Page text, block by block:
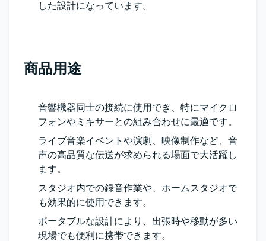
した設計になっています。
商品用途
音響機器同士の接続に使用でき、特にマイクロ
フォンやミキサーとの組み合わせに最適です。
ライブ音楽イベントや演劇、映像制作など、音
声の高品質な伝送が求められる場面で大活躍し
ます。
スタジオ内での録音作業や、ホームスタジオで
も効果的に使用できます。
ポータブルな設計により、出張時や移動が多い
現場でも便利に携帯できます。